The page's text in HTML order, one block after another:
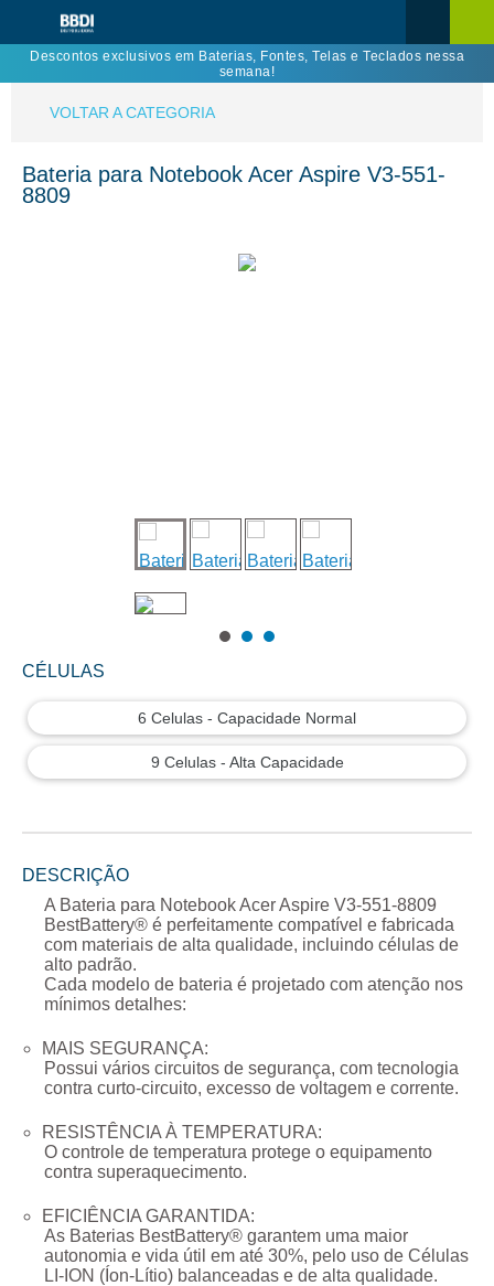
Descontos exclusivos em Baterias, Fontes, Telas e Teclados nessa
semana!
VOLTAR A CATEGORIA
Bateria para Notebook Acer Aspire V3-551-
8809
CÉLULAS
6 Celulas - Capacidade Normal
9 Celulas - Alta Capacidade
DESCRIÇÃO
A Bateria para Notebook Acer Aspire V3-551-8809
BestBattery® é perfeitamente compatível e fabricada
com materiais de alta qualidade, incluindo células de
alto padrão.
Cada modelo de bateria é projetado com atenção nos
mínimos detalhes:
MAIS SEGURANÇA:
Possui vários circuitos de segurança, com tecnologia
contra curto-circuito, excesso de voltagem e corrente.
RESISTÊNCIA À TEMPERATURA:
O controle de temperatura protege o equipamento
contra superaquecimento.
EFICIÊNCIA GARANTIDA:
As Baterias BestBattery® garantem uma maior
autonomia e vida útil em até 30%, pelo uso de Células
LI-ION (Íon-Lítio) balanceadas e de alta qualidade.